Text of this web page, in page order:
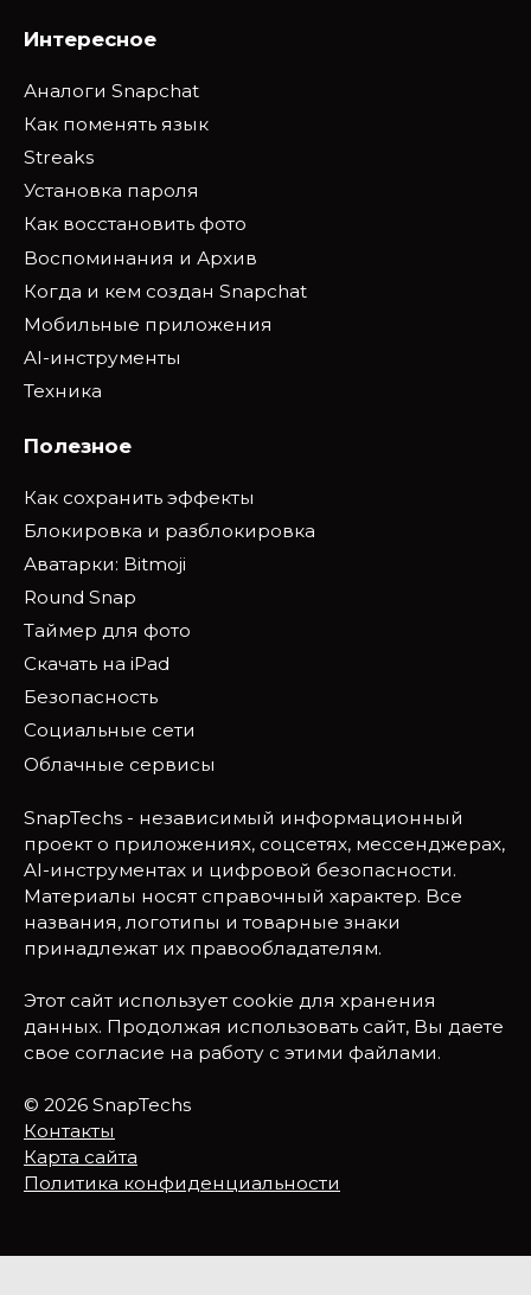
Интересное
Аналоги Snapchat
Как поменять язык
Streaks
Установка пароля
Как восстановить фото
Воспоминания и Архив
Когда и кем создан Snapchat
Мобильные приложения
AI-инструменты
Техника
Полезное
Как сохранить эффекты
Блокировка и разблокировка
Аватарки: Bitmoji
Round Snap
Таймер для фото
Скачать на iPad
Безопасность
Социальные сети
Облачные сервисы
SnapTechs - независимый информационный
проект о приложениях, соцсетях, мессенджерах,
AI-инструментах и цифровой безопасности.
Материалы носят справочный характер. Все
названия, логотипы и товарные знаки
принадлежат их правообладателям.
Этот сайт использует cookie для хранения
данных. Продолжая использовать сайт, Вы даете
свое согласие на работу с этими файлами.
© 2026 SnapTechs
Контакты
Карта сайта
Политика конфиденциальности